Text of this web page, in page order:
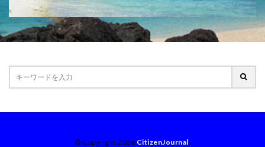
© Copyright 2026 CitizenJournal